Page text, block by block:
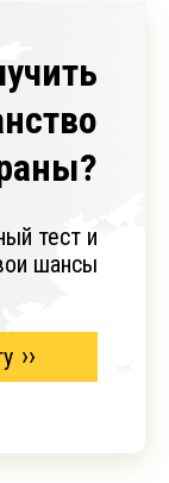
тест и
шансы